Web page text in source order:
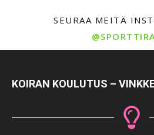
SEURAA MEITÄ
KOIRAN KOULUTUS –